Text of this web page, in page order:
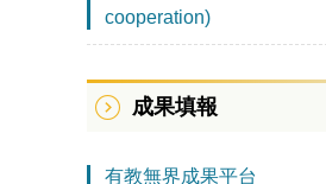
cooperation)
成果填報
有教無界成果平台